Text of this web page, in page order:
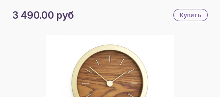
3 490.00 руб Купить